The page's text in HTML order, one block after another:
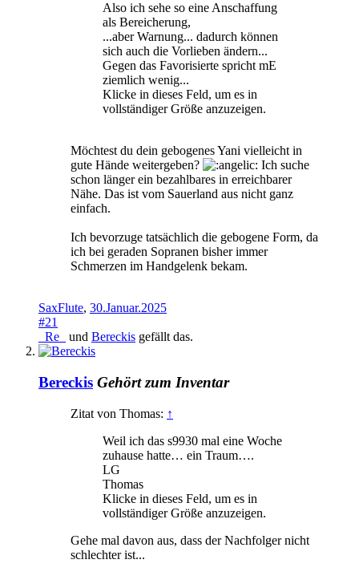
Also ich sehe so eine Anschaffung
als Bereicherung,
...aber Warnung... dadurch können
sich auch die Vorlieben ändern...
Gegen das Favorisierte spricht mE
ziemlich wenig...
Klicke in dieses Feld, um es in
vollständiger Größe anzuzeigen.
Möchtest du dein gebogenes Yani vielleicht in
gute Hände weitergeben?
Ich suche
schon länger ein bezahlbares in erreichbarer
Nähe. Das ist vom Sauerland aus nicht ganz
einfach.
Ich bevorzuge tatsächlich die gebogene Form, da
ich bei geraden Sopranen bisher immer
Schmerzen im Handgelenk bekam.
SaxFlute, 30.Januar.2025
#21
_Re_
und Bereckis gefällt das.
Bereckis Gehört zum Inventar
Zitat von Thomas: ↑
Weil ich das s9930 mal eine Woche
zuhause hatte… ein Traum….
LG
Thomas
Klicke in dieses Feld, um es in
vollständiger Größe anzuzeigen.
Gehe mal davon aus, dass der Nachfolger nicht
schlechter ist...